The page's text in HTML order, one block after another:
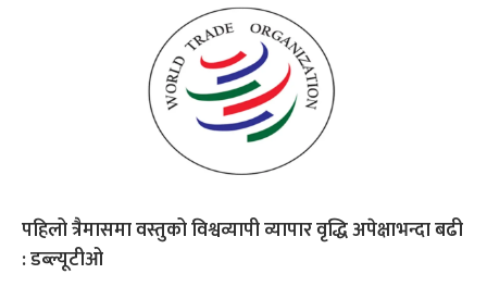
पहिलो त्रैमासमा वस्तुको विश्वव्यापी व्यापार वृद्धि अपेक्षाभन्दा बढी
: डब्ल्यूटीओ